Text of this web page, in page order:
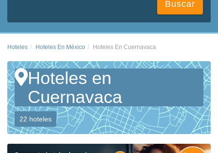
Buscar
Hoteles Hoteles En México Hoteles En Cuernavaca
Hoteles en
Cuernavaca
22 hoteles